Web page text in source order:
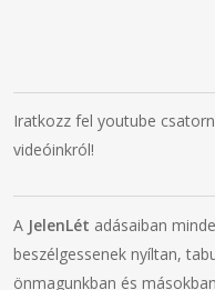
Iratkozz fel youtube
videóinkról!
A JelenLét adásaiban
beszélgessenek nyíltan,
önmagunkban és